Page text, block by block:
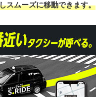
スムーズに移動できます。